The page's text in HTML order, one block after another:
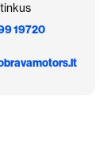
19720